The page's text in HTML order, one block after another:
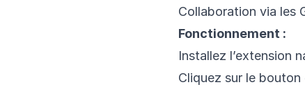
Collaboration via les
Fonctionnement :
Installez l’extension
Cliquez sur le bouton